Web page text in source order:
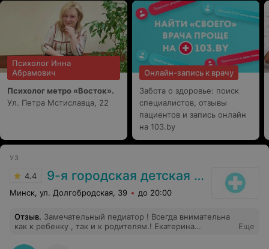
визите врача. Я подтвердила необходимость
посещения врачем, т.к. состояние особо не
улучшилось. Прождали врача с 13.00 до 20.30 врач так
и не пришел. Пожилой человек по прежнему
нуждается в осмотре и медицинской помощи. Для
чего некоторые работники поликлиники создают
активную деятельность непонятно, ведь можно было
перезвонить и предупредить, а не обещать визит врача
поликлиника и отношение персонала
соответствующее.
Психолог Инна
Абрамович
Психолог метро «Восток».
Ул. Петра Мстиславца, 22
Онлайн-запись к врачу
Забота о здоровье: поиск
специалистов, отзывы
пациентов и запись онлайн
на 103.by
УЗ
4.4 9-я городская детская поликлиника
Минск, ул. Долгобродская, 39 до 20:00
Отзыв. Замечательный педиатор ! Всегда внимательна
как к ребенку , так и к родителям.! Екатерина
мне приходилось сталкиваться. Сейчас нас
Еще